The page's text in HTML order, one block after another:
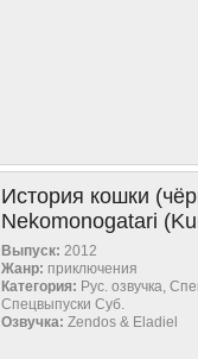
История кошки
Nekomonogatari
Выпуск: 2012
Жанр: приключения
Категория: Рус. озвучка,
Спецвыпуски Cуб.
Озвучка: Zendos & Eladiel